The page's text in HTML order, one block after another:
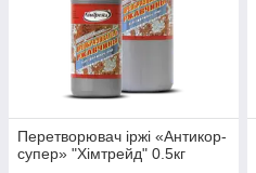
Перетворювач іржі «Антикор-
супер» "Хімтрейд" 0.5кг